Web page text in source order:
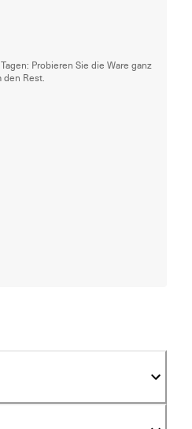
Probieren Sie die Ware ganz
den Rest.